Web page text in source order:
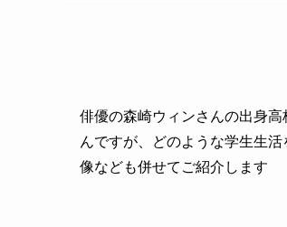
俳優の森崎ウィンさんの出身
んですが、どのような学生生
像なども併せてご紹介します